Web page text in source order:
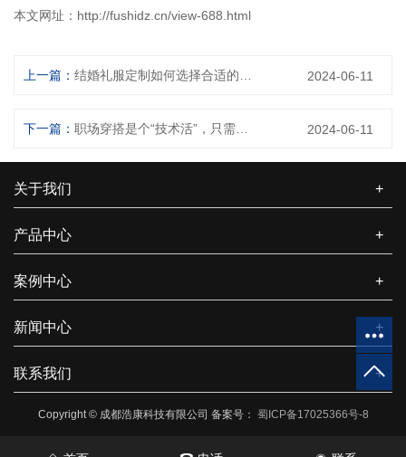
本文网址： http://fushidz.cn/view-688.html
上一篇： 2024-06-11
下一篇： 2024-06-11
关于我们 +
产品中心 +
案例中心 +
新闻中心 +
联系我们 +
Copyright © 成都浩康科技有限公司 备案号： 蜀ICP备17025366号-8